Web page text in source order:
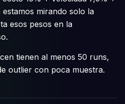
mirando solo la
esos pesos en la
tienen al menos 50 runs,
outlier con poca muestra.